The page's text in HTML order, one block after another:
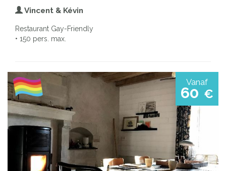
Vincent & Kévin
Restaurant Gay-Friendly
• 150 pers. max.
Vanaf
60 €